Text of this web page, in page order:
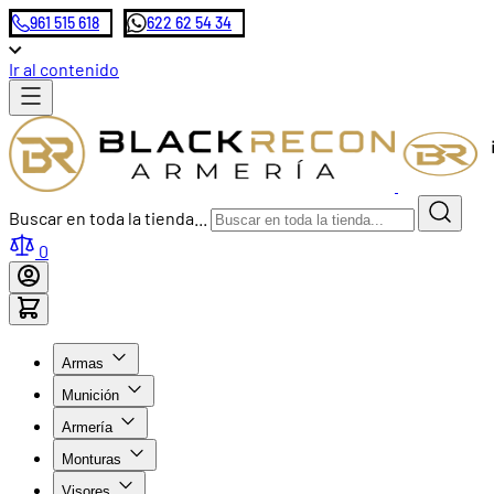
961 515 618 622 62 54 34
Ir al contenido
Buscar en toda la tienda...
0
Armas
Munición
Armería
Monturas